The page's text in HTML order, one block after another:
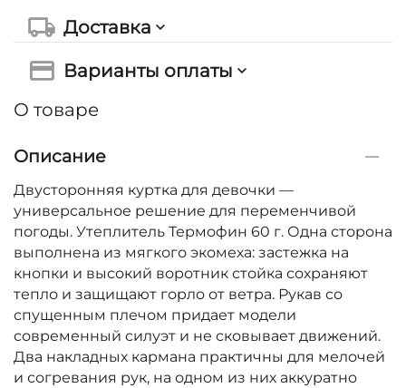
Доставка
Варианты оплаты
О товаре
Описание
Двусторонняя куртка для девочки —
универсальное решение для переменчивой
погоды. Утеплитель Термофин 60 г. Одна сторона
выполнена из мягкого экомеха: застежка на
кнопки и высокий воротник стойка сохраняют
тепло и защищают горло от ветра. Рукав со
спущенным плечом придает модели
современный силуэт и не сковывает движений.
Два накладных кармана практичны для мелочей
и согревания рук, на одном из них аккуратно